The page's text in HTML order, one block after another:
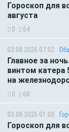
Гороскоп для
августа
0 64
03.08.2026 07:02
Главное за
винтом катера
на
0 68
03.08.2026 01:00
Гороскоп для